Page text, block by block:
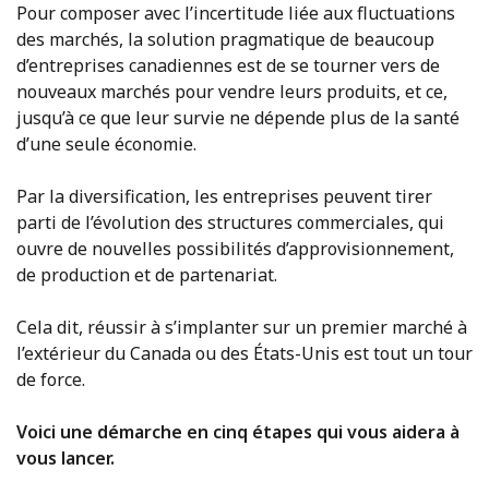
Pour composer avec l’incertitude liée aux fluctuations
des marchés, la solution pragmatique de beaucoup
d’entreprises canadiennes est de se tourner vers de
nouveaux marchés pour vendre leurs produits, et ce,
jusqu’à ce que leur survie ne dépende plus de la santé
d’une seule économie.
Par la diversification, les entreprises peuvent tirer
parti de l’évolution des structures commerciales, qui
ouvre de nouvelles possibilités d’approvisionnement,
de production et de partenariat.
Cela dit, réussir à s’implanter sur un premier marché à
l’extérieur du Canada ou des États-Unis est tout un tour
de force.
Voici une démarche en cinq étapes qui vous aidera à
vous lancer.